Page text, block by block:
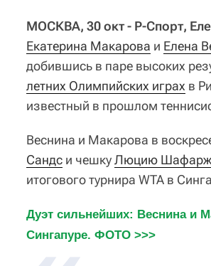
МОСКВА, 30 окт - Р-Спорт,
Екатерина Макарова и Елена
добившись в паре высоких
летних Олимпийских играх в
известный в прошлом
Веснина и Макарова в
Сандс и чешкуЛюцию
итогового турнира WTA в
Дуэт сильнейших: Веснина и
Сингапуре. ФОТО >>>